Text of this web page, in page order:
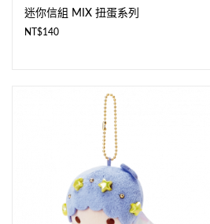
迷你信組 MIX 扭蛋系列
NT$140